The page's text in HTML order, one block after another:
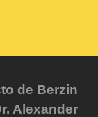
de Berzin
Alexander